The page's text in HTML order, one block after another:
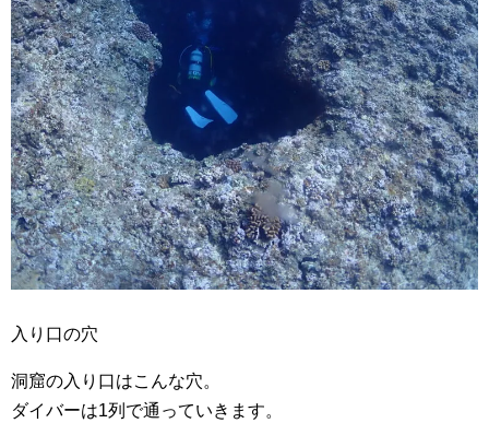
入り口の穴
洞窟の入り口はこんな穴。
ダイバーは1列で通っていきます。